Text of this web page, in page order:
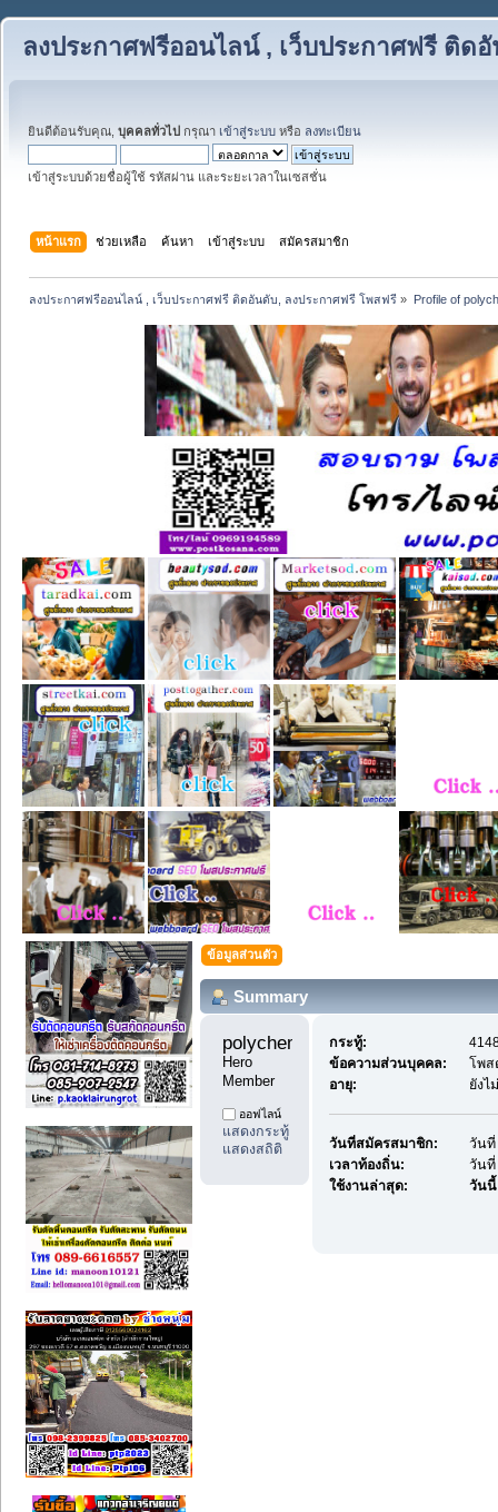
ลงประกาศฟรีออนไลน์ , เว็บประกาศฟรี ติด
ยินดีต้อนรับคุณ, บุคคลทั่วไป กรุณา เข้าสู่ระบบ หรือ ลงทะเบียน
เข้าสู่ระบบด้วยชื่อผู้ใช้ รหัสผ่าน และระยะเวลาในเซสชั่น
หน้าแรก ช่วยเหลือ ค้นหา เข้าสู่ระบบ สมัครสมาชิก
ลงประกาศฟรีออนไลน์ , เว็บประกาศฟรี ติดอันดับ, ลงประกาศฟรี โพสฟรี » Profile of
ข้อมูลส่วนตัว
Summary
polychemicals9
Hero
Member
ออฟไลน์
แสดงกระทู้
แสดงสถิติ
กระทู้:
ข้อความส่วนบุคคล:
โพ
อายุ:
ยังไ
วันที่สมัครสมาชิก:
วันที่
เวลาท้องถิ่น:
วันที่
ใช้งานล่าสุด:
วันนี้